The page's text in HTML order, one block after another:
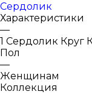
Сердолик
Характеристики
—
1 Сердолик Круг
Пол
—
Женщинам
Коллекция